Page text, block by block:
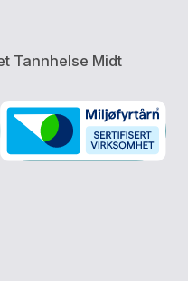
Tannhelse Midt